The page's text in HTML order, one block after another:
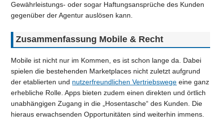
Gewährleistungs- oder sogar Haftungsansprüche des Kunden
gegenüber der Agentur auslösen kann.
Zusammenfassung Mobile & Recht
Mobile ist nicht nur im Kommen, es ist schon lange da. Dabei
spielen die bestehenden Marketplaces nicht zuletzt aufgrund
der etablierten und nutzerfreundlichen Vertriebswege eine ganz
erhebliche Rolle. Apps bieten zudem einen direkten und örtlich
unabhängigen Zugang in die „Hosentasche“ des Kunden. Die
hieraus erwachsenden Opportunitäten sind weiterhin immens.